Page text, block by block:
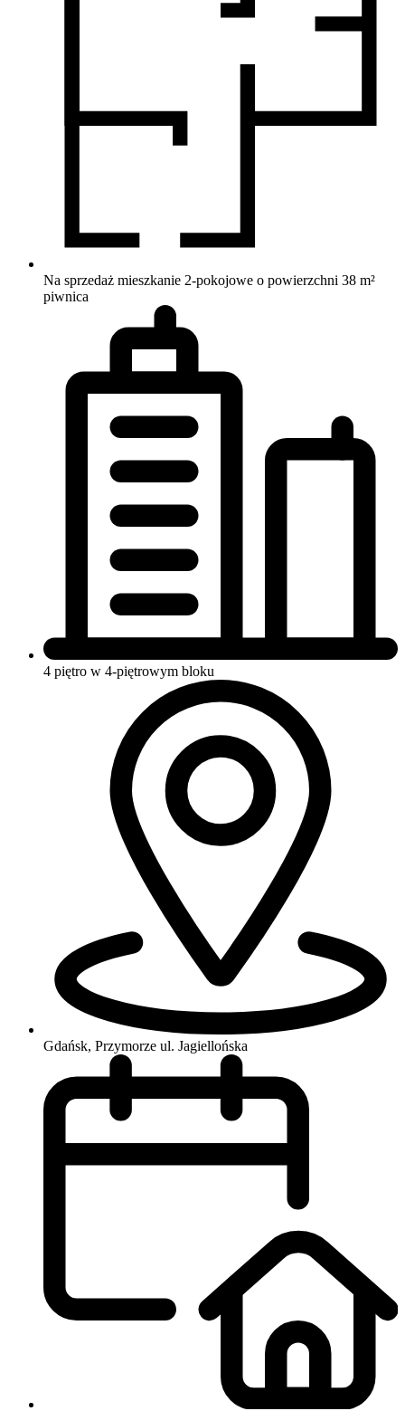
Na sprzedaż mieszkanie 2-pokojowe o powierzchni 38 m²
piwnica
4 piętro w 4-piętrowym bloku
Gdańsk, Przymorze ul. Jagiellońska